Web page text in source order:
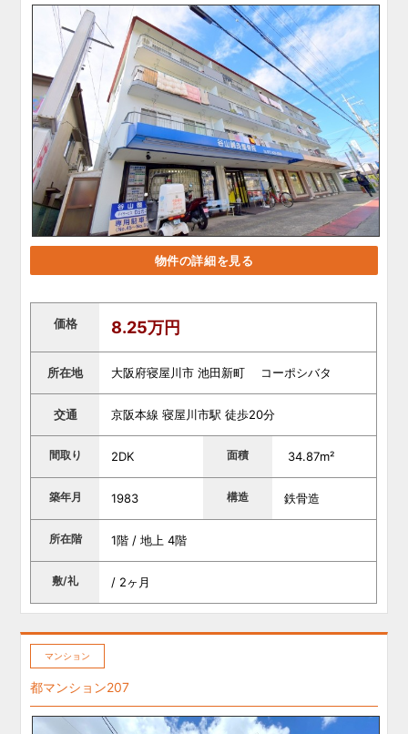
物件の詳細を見る
価格 8.25万円
所在地 大阪府寝屋川市 池田新町 コーポシバタ
交通 京阪本線 寝屋川市駅 徒歩20分
間取り 2DK 面積 34.87m²
築年月 1983 構造 鉄骨造
所在階 1階 / 地上 4階
敷/礼 / 2ヶ月
マンション
都マンション207